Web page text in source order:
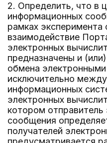
2. Определить, что в
информационных
рамках эксперимента
взаимодействие
электронных
предназначены и
обмена
исключительно
информационных
электронных
котором отправитель
сообщения
получателей